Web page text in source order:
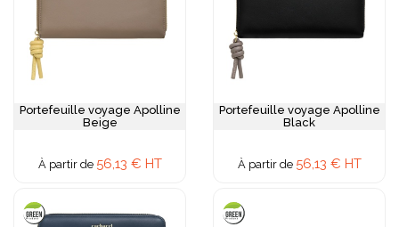
Portefeuille voyage Apolline
Beige
À partir de 56,13 € HT
Portefeuille voyage Apolline
Black
À partir de 56,13 € HT